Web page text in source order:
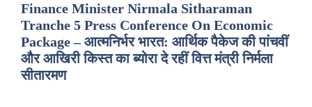
Finance Minister Nirmala Sitharaman
Tranche 5 Press Conference On Economic
Package – आत्मनिर्भर भारत: आर्थिक पैकेज की पांचवीं
और आखिरी किस्त का ब्योरा दे रहीं वित्त मंत्री निर्मला
सीतारमण